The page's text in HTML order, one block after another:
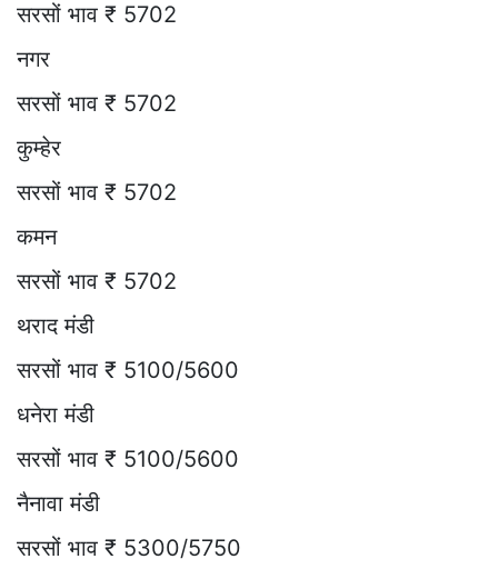
सरसों भाव ₹ 5702
नगर
सरसों भाव ₹ 5702
कुम्हेर
सरसों भाव ₹ 5702
कमन
सरसों भाव ₹ 5702
थराद मंडी
सरसों भाव ₹ 5100/5600
धनेरा मंडी
सरसों भाव ₹ 5100/5600
नैनावा मंडी
सरसों भाव ₹ 5300/5750